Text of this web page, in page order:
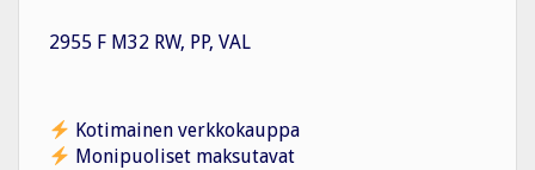
2955 F M32 RW, PP, VAL
Kotimainen verkkokauppa
Monipuoliset maksutavat